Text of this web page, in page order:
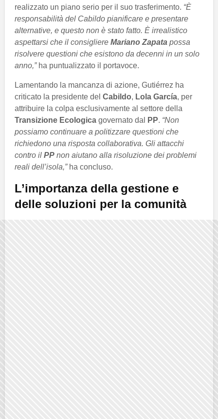
realizzato un piano serio per il suo trasferimento. “È
responsabilità del Cabildo pianificare e presentare
alternative, e questo non è stato fatto. È irrealistico
aspettarsi che il consigliere Mariano Zapata possa
risolvere questioni che esistono da decenni in un solo
anno,”ha puntualizzato il portavoce.
Lamentando la mancanza di azione, Gutiérrez ha
criticato la presidente del Cabildo, Lola García, per
attribuire la colpa esclusivamente al settore della
Transizione Ecologica governato dal PP. “Non
possiamo continuare a politizzare questioni che
richiedono una risposta collaborativa. Gli attacchi
contro il PP non aiutano alla risoluzione dei problemi
reali dell’isola,”ha concluso.
L’importanza della gestione e
delle soluzioni per la comunità